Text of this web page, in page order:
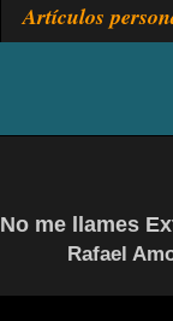
Artículos
No me llames
Rafael